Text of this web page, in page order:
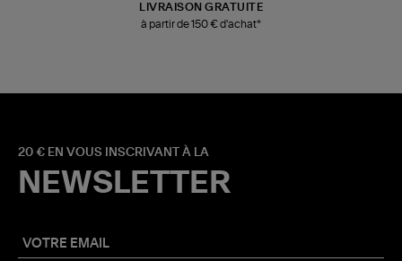
LIVRAISON GRATUITE
à partir de 150 € d'achat*
20 € EN VOUS INSCRIVANT À LA
NEWSLETTER